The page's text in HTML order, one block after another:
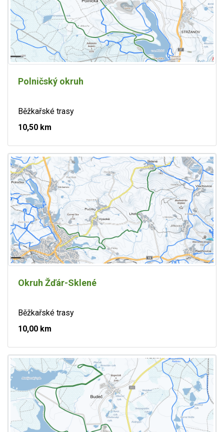
Polničský okruh
Běžkařské trasy
10,50 km
Okruh Žďár-Sklené
Běžkařské trasy
10,00 km